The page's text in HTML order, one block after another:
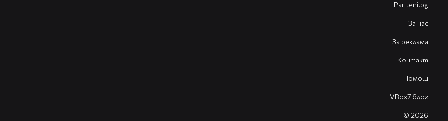
Pariteni.bg
За нас
За реклама
Контакт
Помощ
VBox7 блог
© 2026